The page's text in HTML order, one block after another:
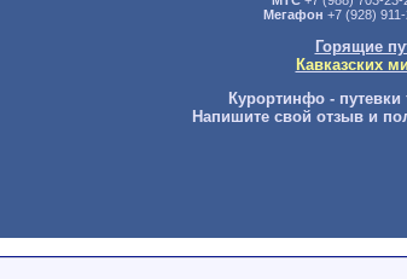
Мегафон +7 (928) 911-
Горящие
Кавказских
Курортинфо - путевки
Напишите свой отзыв и